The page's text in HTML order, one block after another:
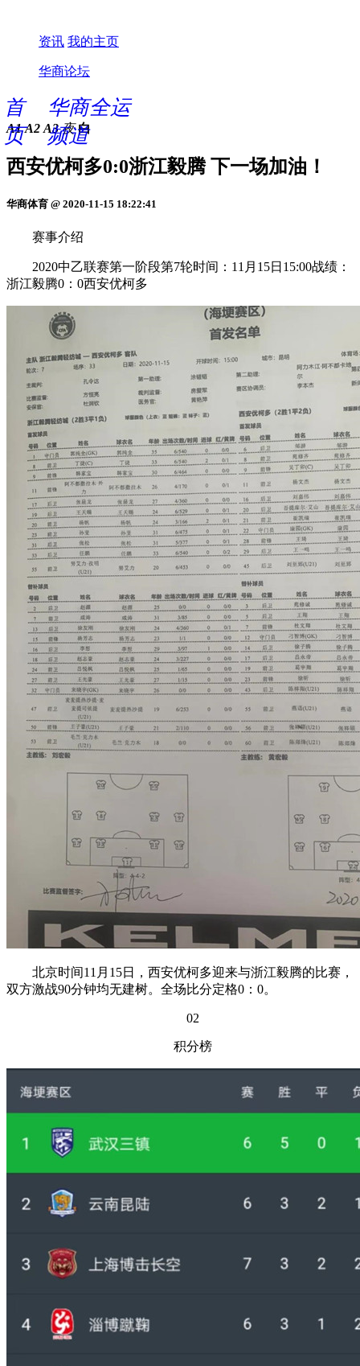
资讯 我的主页
华商论坛
首
页
华商全运
频道
A1 A2 A3 夜 白
西安优柯多0:0浙江毅腾 下一场加油！
华商体育 @ 2020-11-15 18:22:41
赛事介绍
2020中乙联赛第一阶段第7轮时间：11月15日15:00战绩：
浙江毅腾0：0西安优柯多
北京时间11月15日，西安优柯多迎来与浙江毅腾的比赛，
双方激战90分钟均无建树。全场比分定格0：0。
02
积分榜